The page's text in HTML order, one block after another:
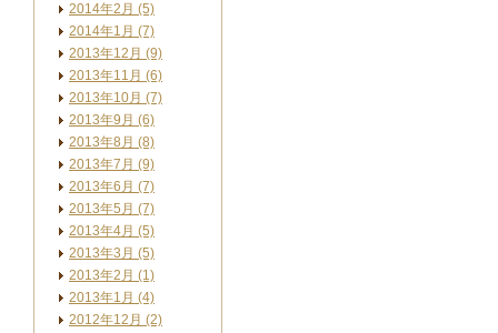
2014年2月 (5)
2014年1月 (7)
2013年12月 (9)
2013年11月 (6)
2013年10月 (7)
2013年9月 (6)
2013年8月 (8)
2013年7月 (9)
2013年6月 (7)
2013年5月 (7)
2013年4月 (5)
2013年3月 (5)
2013年2月 (1)
2013年1月 (4)
2012年12月 (2)